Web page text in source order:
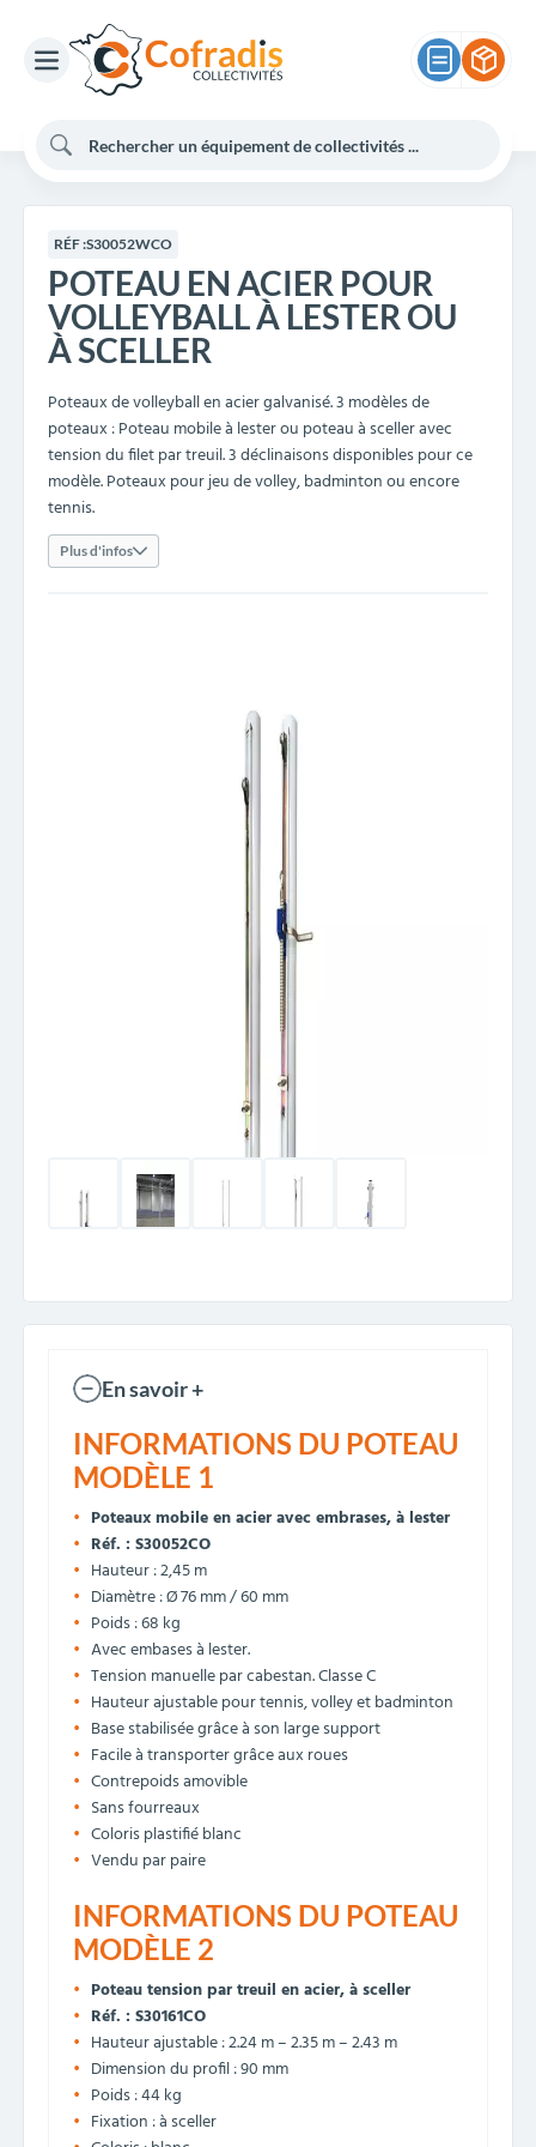
RÉF :S30052WCO
POTEAU EN ACIER POUR
VOLLEYBALL À LESTER OU
À SCELLER
Poteaux de volleyball en acier galvanisé. 3 modèles de
poteaux : Poteau mobile à lester ou poteau à sceller avec
tension du filet par treuil. 3 déclinaisons disponibles pour ce
modèle. Poteaux pour jeu de volley, badminton ou encore
tennis.
Plus d'infos
En savoir +
INFORMATIONS DU POTEAU
MODÈLE 1
Poteaux mobile en acier avec embrases, à lester
Réf. : S30052CO
Hauteur : 2,45 m
Diamètre : Ø 76 mm / 60 mm
Poids : 68 kg
Avec embases à lester.
Tension manuelle par cabestan. Classe C
Hauteur ajustable pour tennis, volley et badminton
Base stabilisée grâce à son large support
Facile à transporter grâce aux roues
Contrepoids amovible
Sans fourreaux
Coloris plastifié blanc
Vendu par paire
INFORMATIONS DU POTEAU
MODÈLE 2
Poteau tension par treuil en acier, à sceller
Réf. : S30161CO
Hauteur ajustable : 2.24 m – 2.35 m – 2.43 m
Dimension du profil : 90 mm
Poids : 44 kg
Fixation : à sceller